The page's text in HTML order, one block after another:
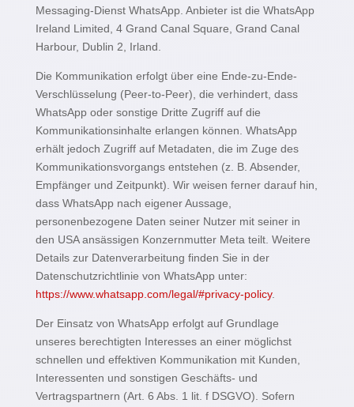
Messaging-Dienst WhatsApp. Anbieter ist die WhatsApp
Ireland Limited, 4 Grand Canal Square, Grand Canal
Harbour, Dublin 2, Irland.
Die Kommunikation erfolgt über eine Ende-zu-Ende-
Verschlüsselung (Peer-to-Peer), die verhindert, dass
WhatsApp oder sonstige Dritte Zugriff auf die
Kommunikationsinhalte erlangen können. WhatsApp
erhält jedoch Zugriff auf Metadaten, die im Zuge des
Kommunikationsvorgangs entstehen (z. B. Absender,
Empfänger und Zeitpunkt). Wir weisen ferner darauf hin,
dass WhatsApp nach eigener Aussage,
personenbezogene Daten seiner Nutzer mit seiner in
den USA ansässigen Konzernmutter Meta teilt. Weitere
Details zur Datenverarbeitung finden Sie in der
Datenschutzrichtlinie von WhatsApp unter:
https://www.whatsapp.com/legal/#privacy-policy.
Der Einsatz von WhatsApp erfolgt auf Grundlage
unseres berechtigten Interesses an einer möglichst
schnellen und effektiven Kommunikation mit Kunden,
Interessenten und sonstigen Geschäfts- und
Vertragspartnern (Art. 6 Abs. 1 lit. f DSGVO). Sofern